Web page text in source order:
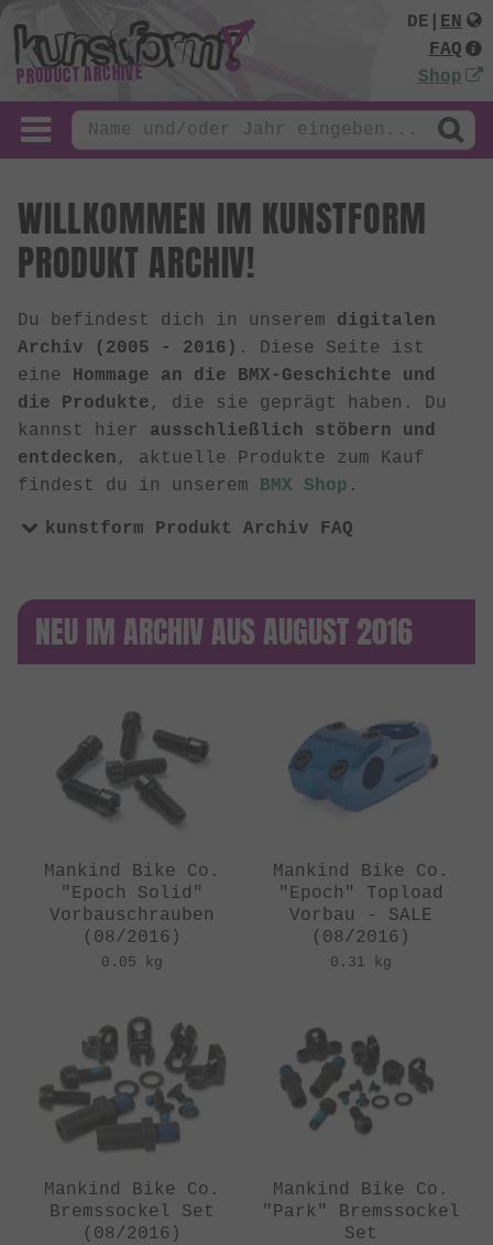
PRODUCT ARCHIVE
DE
EN
FAQ
Shop
WILLKOMMEN IM KUNSTFORM
PRODUKT ARCHIV!
Du befindest dich in unserem digitalen
Archiv (2005 - 2016) . Diese Seite ist
eine Hommage an die BMX-Geschichte und
die Produkte , die sie geprägt haben. Du
kannst hier ausschließlich stöbern und
entdecken , aktuelle Produkte zum Kauf
findest du in unserem BMX Shop .
kunstform Produkt Archiv FAQ
NEU IM ARCHIV AUS AUGUST 2016
Mankind Bike Co.
"Epoch Solid"
Vorbauschrauben
(08/2016)
0.05 kg
Mankind Bike Co.
"Epoch" Topload
Vorbau - SALE
(08/2016)
0.31 kg
Mankind Bike Co.
Bremssockel Set
(08/2016)
Mankind Bike Co.
"Park" Bremssockel
Set